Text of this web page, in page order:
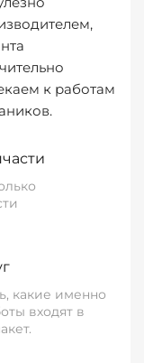
к работам
какие именно
входят в